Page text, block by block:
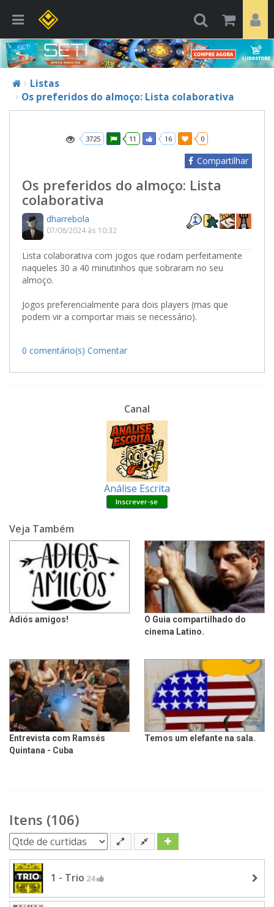
Listas
Os preferidos do almoço: Lista colaborativa
3725 11 16 0
Compartilhar
Os preferidos do almoço: Lista
colaborativa
dharrebola
07/08/2024 às 10:32
Lista colaborativa com jogos que rodam perfeitamente
naqueles 30 a 40 minutinhos que sobraram no seu
almoço.
Jogos preferencialmente para dois players (mas que
podem vir a comportar mais se necessário).
0 comentário(s) Comentar
Canal
Análise Escrita
Veja Também
Adiós amigos!
O Guia compartilhado do
cinema Latino.
Entrevista com Ramsés
Quintana - Cuba
Temos um elefante na sala.
Itens (106)
1 - Trio 24